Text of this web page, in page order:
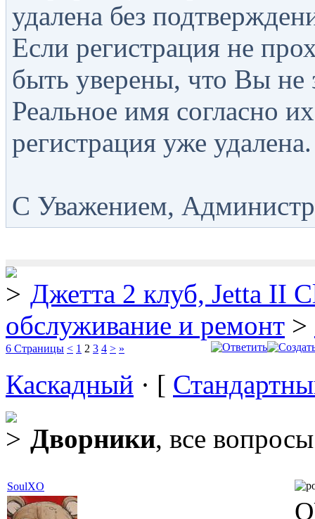
удалена без
Если регистрация не
быть уверены, что Вы не
Реальное имя согласно
регистрация уже удалена.
С Уважением,
Джетта 2 клуб, Jetta II
обслуживание и ремонт >
6 Страницы < 1 2 3 4 > »
Каскадный · [
Дворники, все
SoulXO